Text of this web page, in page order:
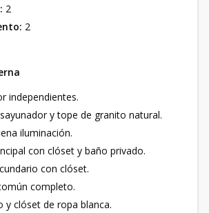
2
2
independientes.
y tope de granito natural.
iluminación.
con clóset y baño privado.
con clóset.
completo.
y clóset de ropa blanca.